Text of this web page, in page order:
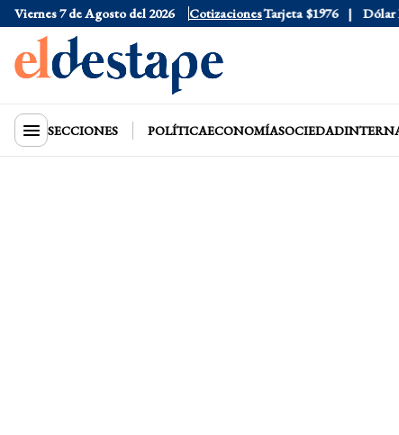
Viernes 7 de Agosto del 2026 Cotizaciones
Dólar Oficial $1520 Dólar Tarjeta $1976 Dólar
SECCIONES POLÍTICAECONOMÍASOCIEDAD